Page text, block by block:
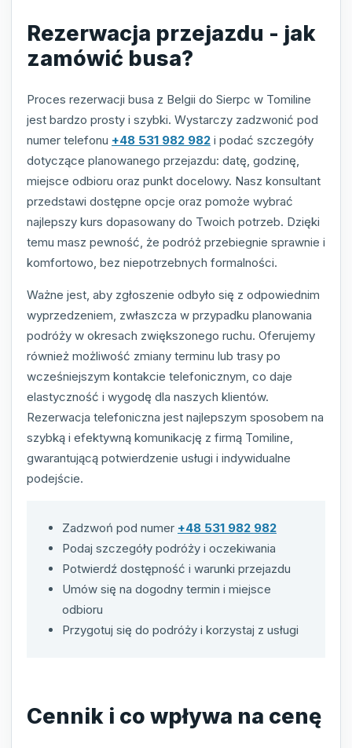
Rezerwacja przejazdu - jak
zamówić busa?
Proces rezerwacji busa z Belgii do Sierpc w Tomiline
jest bardzo prosty i szybki. Wystarczy zadzwonić pod
numer telefonu +48 531 982 982 i podać szczegóły
dotyczące planowanego przejazdu: datę, godzinę,
miejsce odbioru oraz punkt docelowy. Nasz konsultant
przedstawi dostępne opcje oraz pomoże wybrać
najlepszy kurs dopasowany do Twoich potrzeb. Dzięki
temu masz pewność, że podróż przebiegnie sprawnie i
komfortowo, bez niepotrzebnych formalności.
Ważne jest, aby zgłoszenie odbyło się z odpowiednim
wyprzedzeniem, zwłaszcza w przypadku planowania
podróży w okresach zwiększonego ruchu. Oferujemy
również możliwość zmiany terminu lub trasy po
wcześniejszym kontakcie telefonicznym, co daje
elastyczność i wygodę dla naszych klientów.
Rezerwacja telefoniczna jest najlepszym sposobem na
szybką i efektywną komunikację z firmą Tomiline,
gwarantującą potwierdzenie usługi i indywidualne
podejście.
Zadzwoń pod numer +48 531 982 982
Podaj szczegóły podróży i oczekiwania
Potwierdź dostępność i warunki przejazdu
Umów się na dogodny termin i miejsce
odbioru
Przygotuj się do podróży i korzystaj z usługi
Cennik i co wpływa na cenę